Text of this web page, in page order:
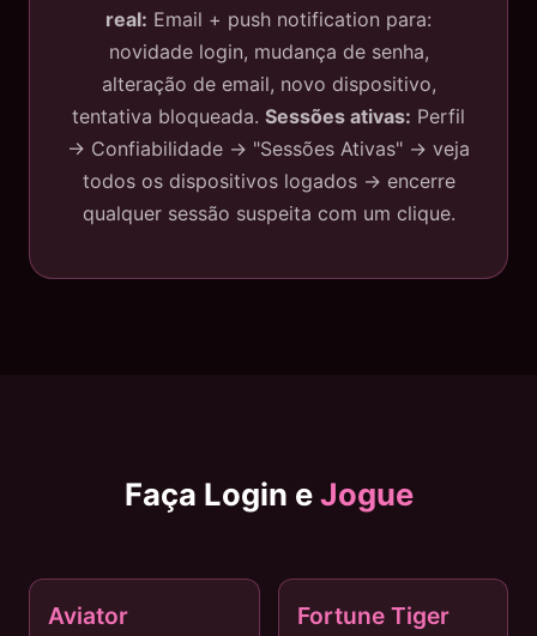
real: Email + push notification para:
novidade login, mudança de senha,
alteração de email, novo dispositivo,
tentativa bloqueada. Sessões ativas: Perfil
→ Confiabilidade → "Sessões Ativas" → veja
todos os dispositivos logados → encerre
qualquer sessão suspeita com um clique.
Faça Login eJogue
Aviator 🐯 POPULAR
Fortune Tiger